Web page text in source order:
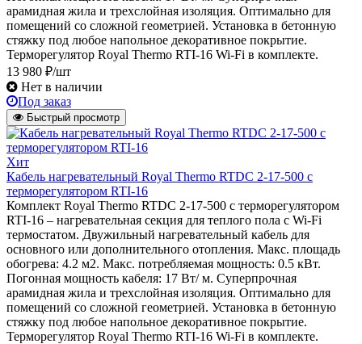
арамидная жила и трехслойная изоляция. Оптимально для
помещений со сложной геометрией. Установка в бетонную
стяжку под любое напольное декоративное покрытие.
Терморегулятор Royal Thermo RTI-16 Wi-Fi в комплекте.
13 980 ₽/шт
Нет в наличии
Под заказ
Быстрый просмотр
Хит
Кабель нагревательный Royal Thermo RTDC 2-17-500 с
терморегулятором RTI-16
Комплект Royal Thermo RTDC 2-17-500 с терморегулятором
RTI-16 – нагревательная секция для теплого пола с Wi-Fi
термостатом. Двужильный нагревательный кабель для
основного или дополнительного отопления. Макс. площадь
обогрева: 4.2 м2. Макс. потребляемая мощность: 0.5 кВт.
Погонная мощность кабеля: 17 Вт/ м. Суперпрочная
арамидная жила и трехслойная изоляция. Оптимально для
помещений со сложной геометрией. Установка в бетонную
стяжку под любое напольное декоративное покрытие.
Терморегулятор Royal Thermo RTI-16 Wi-Fi в комплекте.